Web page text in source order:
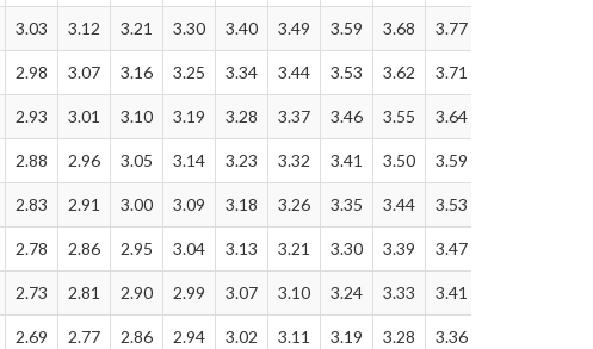
3.03 3.12 3.21 3.30 3.40 3.49 3.59 3.68 3.77
2.98 3.07 3.16 3.25 3.34 3.44 3.53 3.62 3.71
2.93 3.01 3.10 3.19 3.28 3.37 3.46 3.55 3.64
2.88 2.96 3.05 3.14 3.23 3.32 3.41 3.50 3.59
2.83 2.91 3.00 3.09 3.18 3.26 3.35 3.44 3.53
2.78 2.86 2.95 3.04 3.13 3.21 3.30 3.39 3.47
2.73 2.81 2.90 2.99 3.07 3.10 3.24 3.33 3.41
2.69 2.77 2.86 2.94 3.02 3.11 3.19 3.28 3.36